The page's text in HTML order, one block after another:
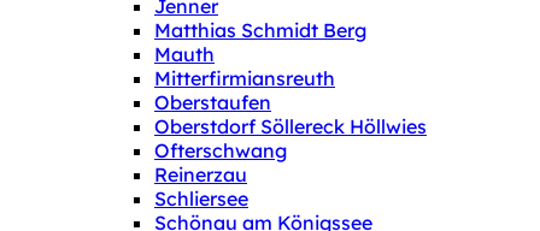
Jenner
Matthias Schmidt Berg
Mauth
Mitterfirmiansreuth
Oberstaufen
Oberstdorf Söllereck Höllwies
Ofterschwang
Reinerzau
Schliersee
Schönau am Königssee